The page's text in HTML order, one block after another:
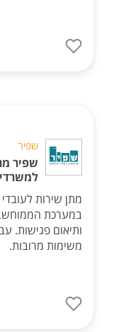
שפיר
שפיר
מתן שירות
במערכת
ותיאום פגישות.
משימות מרובות.